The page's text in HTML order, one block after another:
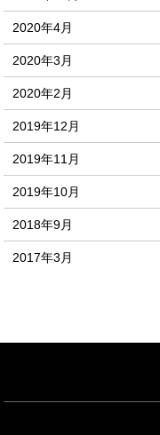
2020年4月
2020年3月
2020年2月
2019年12月
2019年11月
2019年10月
2018年9月
2017年3月